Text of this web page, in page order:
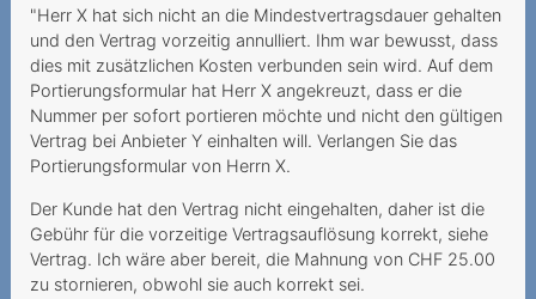
"Herr X hat sich nicht an die Mindestvertragsdauer gehalten
und den Vertrag vorzeitig annulliert. Ihm war bewusst, dass
dies mit zusätzlichen Kosten verbunden sein wird. Auf dem
Portierungsformular hat Herr X angekreuzt, dass er die
Nummer per sofort portieren möchte und nicht den gültigen
Vertrag bei Anbieter Y einhalten will. Verlangen Sie das
Portierungsformular von Herrn X.
Der Kunde hat den Vertrag nicht eingehalten, daher ist die
Gebühr für die vorzeitige Vertragsauflösung korrekt, siehe
Vertrag. Ich wäre aber bereit, die Mahnung von CHF 25.00
zu stornieren, obwohl sie auch korrekt sei.
falscher Rechnungsadresse
Ungewollte Replay-Option
Abschaffung der
Zweimonatsrechnung
Mindestvertragslaufzeit:
Augen Auf bei der
Kündigung
Seniorin wird hintergangen